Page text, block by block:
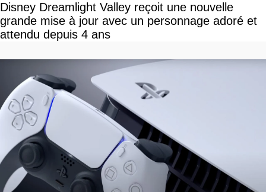
Disney Dreamlight Valley reçoit une nouvelle
grande mise à jour avec un personnage adoré et
attendu depuis 4 ans